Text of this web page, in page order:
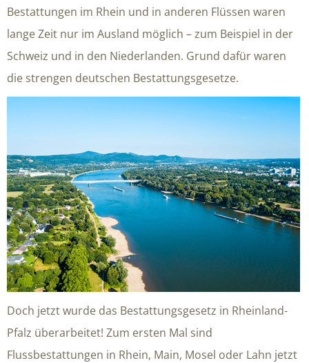
Bestattungen im Rhein und in anderen Flüssen waren
lange Zeit nur im Ausland möglich – zum Beispiel in der
Schweiz und in den Niederlanden. Grund dafür waren
die strengen deutschen Bestattungsgesetze.
Doch jetzt wurde das Bestattungsgesetz in Rheinland-
Pfalz überarbeitet! Zum ersten Mal sind
Flussbestattungen in Rhein, Main, Mosel oder Lahn jetzt